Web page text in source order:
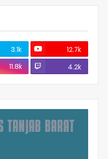
3.1k
12.7k
11.8k 4.2k